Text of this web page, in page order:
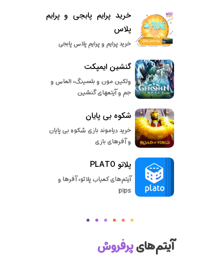
خرید پرایم پابجی و پرایم
پلاس
خرید پرایم و پرایم پلاس پابجی
گنشین ایمپکت
ولکین مون و بلسینگ، الماس و
جم و آیتمهای گنشین
شکوه بی پایان
خرید دیاموند بازی شکوه بی پایان
و آفرهای بازی
پلاتو PLATO
آیتم‌های کمیاب پلاتو، آفرها و
pips
آیتم‌هایپرفروش